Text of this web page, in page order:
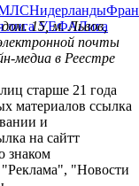
Нидерланды
лига УЕФАЛига
дом. 15, м. Львов,
почты
медиа в Реестре
старше 21 года
материалов ссылка
и
на сайтт
знаком
"Новости